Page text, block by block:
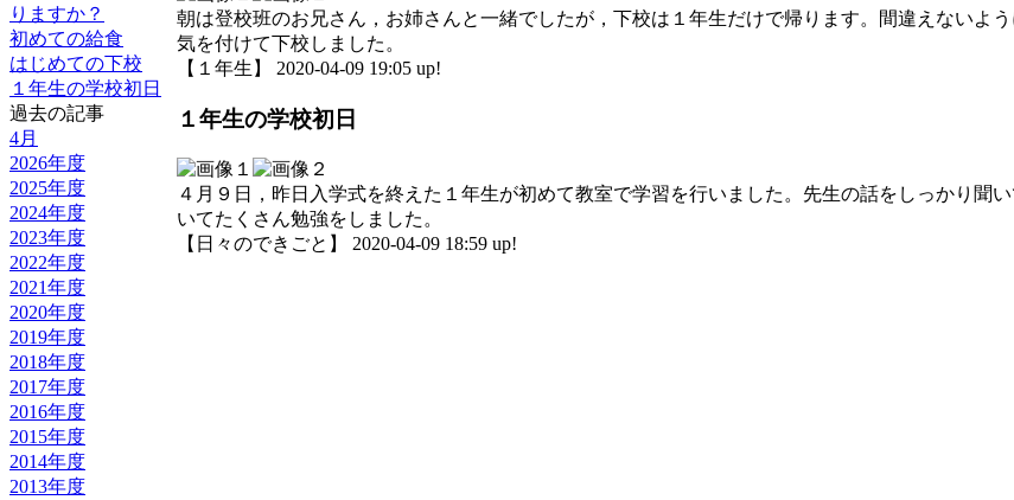
りますか？
初めての給食
はじめての下校
１年生の学校初日
過去の記事
4月
2026年度
2025年度
2024年度
2023年度
2022年度
2021年度
2020年度
2019年度
2018年度
2017年度
2016年度
2015年度
2014年度
2013年度
朝は登校班のお兄さん，お姉さんと一緒でしたが，下校は１年生だけで帰ります。間違えないよ
気を付けて下校しました。
【１年生】 2020-04-09 19:05 up!
１年生の学校初日
４月９日，昨日入学式を終えた１年生が初めて教室で学習を行いました。先生の話をしっかり聞
いてたくさん勉強をしました。
【日々のできごと】 2020-04-09 18:59 up!